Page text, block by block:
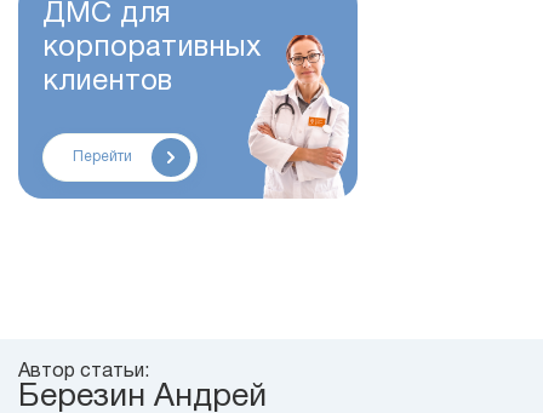
ДМС для
корпоративных
клиентов
Перейти
Автор статьи:
Березин Андрей